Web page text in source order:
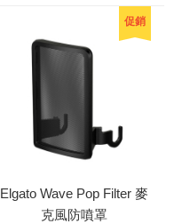
促銷
Elgato Wave Pop Filter 麥
克風防噴罩